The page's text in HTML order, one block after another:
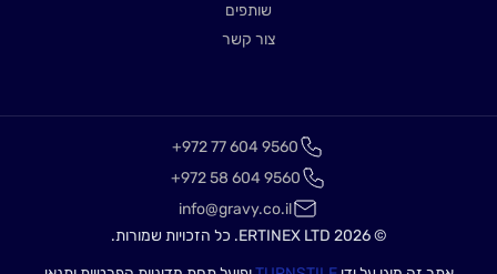
שותפים
צור קשר
+972 77 604 9560
+972 58 604 9560
info@gravy.co.il
© 2026 ERTINEX LTD. כל הזכויות שמורות.